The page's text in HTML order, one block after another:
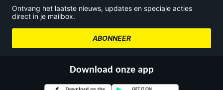
Ontvang het laatste nieuws, updates en speciale acties
direct in je mailbox.
ABONNEER
Download onze app